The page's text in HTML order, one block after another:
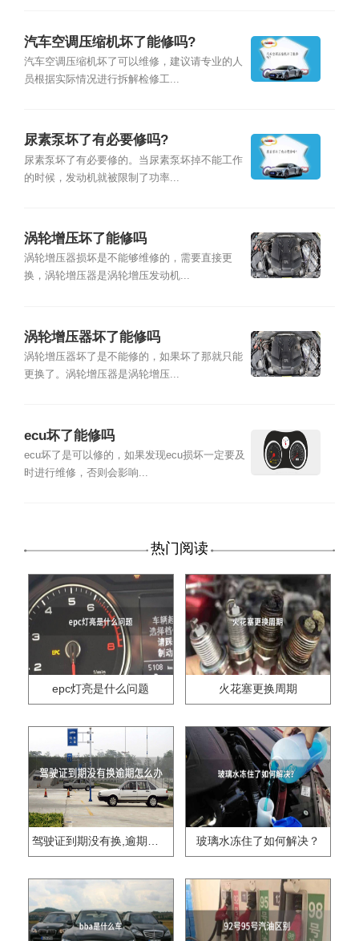
汽车空调压缩机坏了能修吗?
汽车空调压缩机坏了可以维修，建议请专业的人
员根据实际情况进行拆解检修工...
尿素泵坏了有必要修吗?
尿素泵坏了有必要修的。当尿素泵坏掉不能工作
的时候，发动机就被限制了功率...
涡轮增压坏了能修吗
涡轮增压器损坏是不能够维修的，需要直接更
换，涡轮增压器是涡轮增压发动机...
涡轮增压器坏了能修吗
涡轮增压器坏了是不能修的，如果坏了那就只能
更换了。涡轮增压器是涡轮增压...
ecu坏了能修吗
ecu坏了是可以修的，如果发现ecu损坏一定要及
时进行维修，否则会影响...
热门阅读
epc灯亮是什么问题 火花塞更换周期
驾驶证到期没有换,逾期怎么办?? 玻璃水冻住了如何解决？